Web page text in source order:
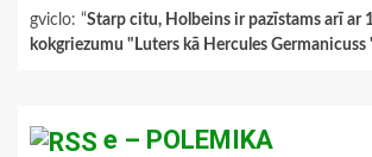
gviclo: “Starp citu, Holbeins ir pazīstams arī ar
kokgriezumu "Luters kā Hercules Germanicuss
e – POLEMIKA